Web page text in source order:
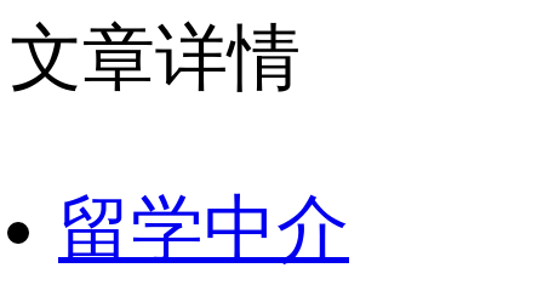
文章详情
留学中介